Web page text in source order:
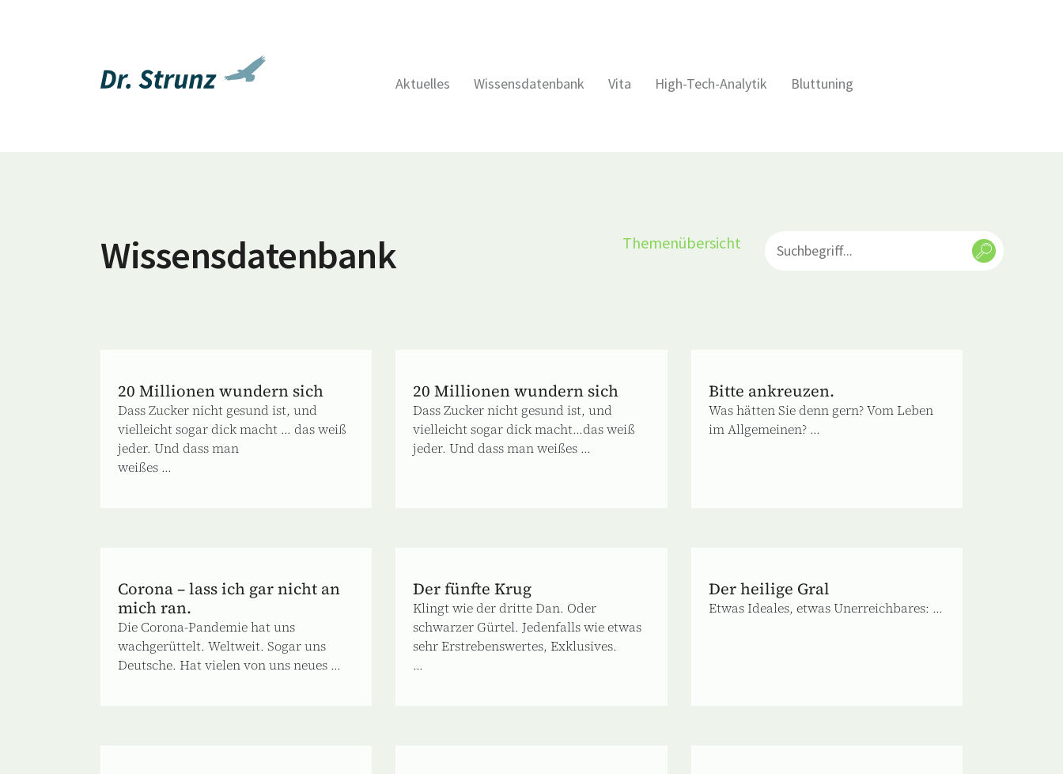
Aktuelles Wissensdatenbank Vita High-Tech-Analytik Bluttuning
Wissensdatenbank Themenübersicht
20 Millionen wundern sich
Dass Zucker nicht gesund ist, und
vielleicht sogar dick macht ... das weiß
jeder. Und dass man
weißes ...
20 Millionen wundern sich
Dass Zucker nicht gesund ist, und
vielleicht sogar dick macht...das weiß
jeder. Und dass man weißes ...
Bitte ankreuzen.
Was hätten Sie denn gern? Vom Leben
im Allgemeinen? ...
Corona – lass ich gar nicht an
mich ran.
Die Corona-Pandemie hat uns
wachgerüttelt. Weltweit. Sogar uns
Deutsche. Hat vielen von uns neues ...
Der fünfte Krug
Klingt wie der dritte Dan. Oder
schwarzer Gürtel. Jedenfalls wie etwas
sehr Erstrebenswertes, Exklusives.
...
Der heilige Gral
Etwas Ideales, etwas Unerreichbares: ...